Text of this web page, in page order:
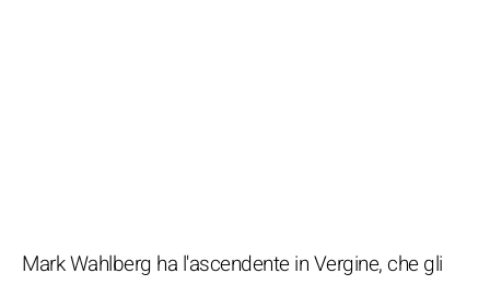
Mark Wahlberg ha l'ascendente in Vergine, che gli